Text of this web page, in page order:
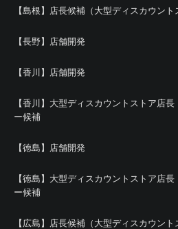
【島根】店長候補（大型ディスカウント
【長野】店舗開発
【香川】店舗開発
【香川】大型ディスカウントストア店
ー候補
【徳島】店舗開発
【徳島】大型ディスカウントストア店
ー候補
【広島】店長候補（大型ディスカウント